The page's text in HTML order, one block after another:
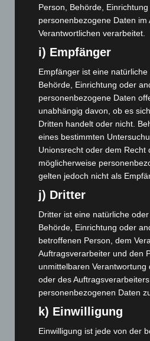
August 2026 (14)
Juli 2026(73)
Mai 2026
(99)
April 2026
(99)
März 2026(115)
Februar 2026(109)
Januar 2026
(122)
Dezember 2025(103)
November 2025(114)
September 2025
August 2025(90)
Juli 2025(90)
Juni 2025(103)
Mai 2025
(112)
April 2025(88)
März 2025(111)
Februar 2025(96)
Person, Behörde,
personenbezogene Daten im
Verantwortlichen verarbeitet.
i) Empfänger
Empfänger ist eine
Behörde, Einrichtung oder
personenbezogene Daten
unabhängig davon, ob es
Dritten handelt oder nicht.
eines bestimmten
Unionsrecht oder dem Recht
möglicherweise
gelten jedoch nicht als
j) Dritter
Dritter ist eine natürliche
Behörde, Einrichtung oder
betroffenen Person, dem
Auftragsverarbeiter und den
unmittelbaren Verantwortung
oder des
personenbezogenen Daten
k) Einwilligung
Einwilligung ist jede von der